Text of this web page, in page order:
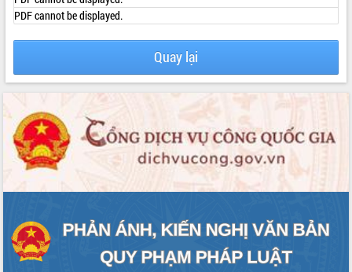
UBND CÁC XÃ, PHƯỜNG
HỆ THỐNG VĂN BẢN
VĂN BẢN HĐND TỈNH
ĐIỂM TIN VĂN BẢN
QUY HOẠCH - KẾ HOẠCH
PDF cannot be displayed.
Quay lại